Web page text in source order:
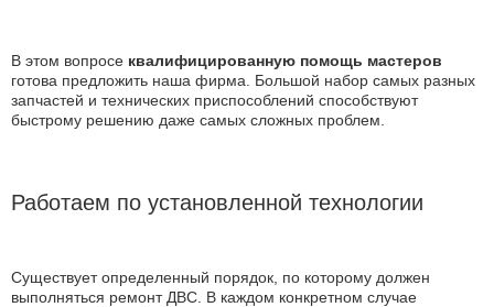
В этом вопросе квалифицированную помощь мастеров
готова предложить наша фирма. Большой набор самых разных
запчастей и технических приспособлений способствуют
быстрому решению даже самых сложных проблем.
Работаем по установленной технологии
Существует определенный порядок, по которому должен
выполняться ремонт ДВС. В каждом конкретном случае